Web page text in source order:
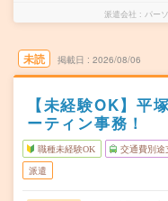
派遣会社 パー
未読 掲載日 2026/08/06
【未経験OK】平
ーティン事務！
職種未経験OK 交通費別途
派遣